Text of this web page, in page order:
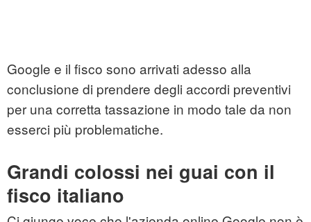
Google e il fisco sono arrivati adesso alla
conclusione di prendere degli accordi preventivi
per una corretta tassazione in modo tale da non
esserci più problematiche.
Grandi colossi nei guai con il
fisco italiano